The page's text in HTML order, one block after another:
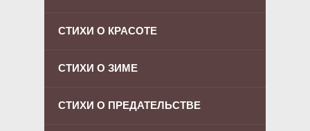
СТИХИ О КРАСОТЕ
СТИХИ О ЗИМЕ
СТИХИ О ПРЕДАТЕЛЬСТВЕ